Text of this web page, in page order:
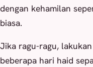
dengan kehamilan
biasa.
Jika ragu-ragu,
beberapa hari haid